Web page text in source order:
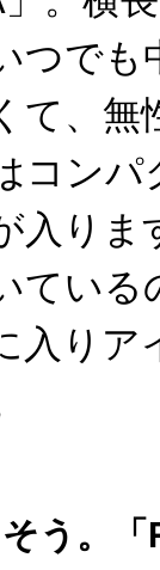
つでも
て、無
コン
入りま
てい
入り
う。「